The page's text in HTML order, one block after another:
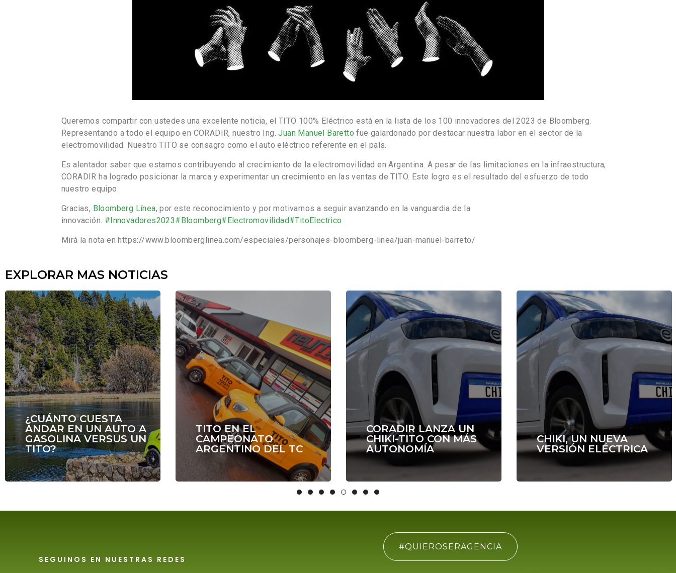
Queremos compartir con ustedes una excelente noticia, el TITO 100% Eléctrico está en la lista de los 100 innovadores del 2023 de Bloomberg.
Representando a todo el equipo en CORADIR, nuestro Ing.Juan Manuel Baretto fue galardonado por destacar nuestra labor en el sector de la
electromovilidad. Nuestro TITO se consagro como el auto eléctrico referente en el país.
Es alentador saber que estamos contribuyendo al crecimiento de la electromovilidad en Argentina. A pesar de las limitaciones en la infraestructura,
CORADIR ha logrado posicionar la marca y experimentar un crecimiento en las ventas de TITO. Este logro es el resultado del esfuerzo de todo
nuestro equipo.
Gracias, Bloomberg Línea, por este reconocimiento y por motivarnos a seguir avanzando en la vanguardia de la
innovación. #Innovadores2023#Bloomberg#Electromovilidad#TitoElectrico
Mirá la nota en https://www.bloomberglinea.com/especiales/personajes-bloomberg-linea/juan-manuel-barreto/
EXPLORAR MAS NOTICIAS
¿CUÁNTO CUESTA
ANDAR EN UN AUTO A
GASOLINA VERSUS UN
TITO?
TITO EN EL
CAMPEONATO
ARGENTINO DEL TC
CORADIR LANZA UN
CHIKI-TITO CON MÁS
AUTONOMÍA
CHIKI, UN NUEVA
VERSIÓN ELÉCTRICA
SEGUINOS EN NUESTRAS REDES
#QUIEROSERAGENCIA